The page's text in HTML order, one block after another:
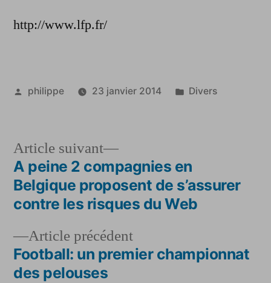
http://www.lfp.fr/
Publié
philippe 23 janvier 2014
Publié
Divers
Navigation
de
l’article
Article précédentArticle
précédent :
Football: un premier championnat
des pelouses
Article suivant
Article
suivant :
A peine 2 compagnies en
Belgique proposent de s’assurer
contre les risques du Web